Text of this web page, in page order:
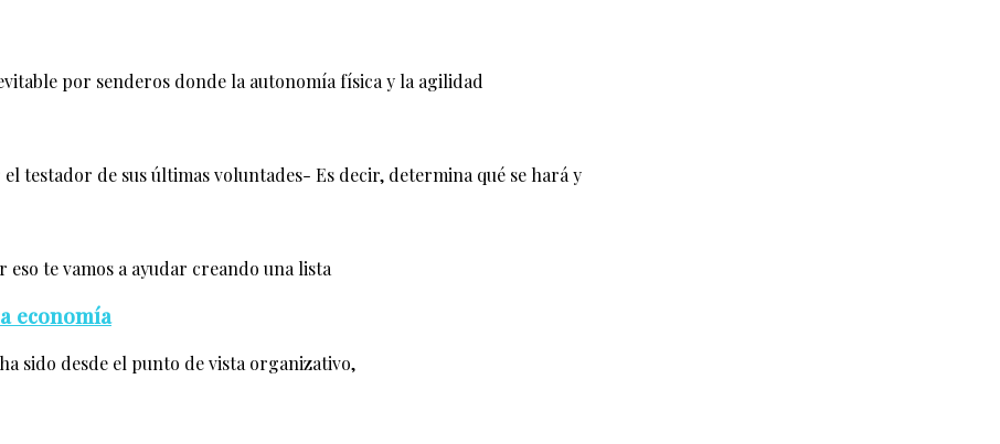
por senderos donde la autonomía física y la agilidad
testador de sus últimas voluntades- Es decir, determina qué se hará y
te vamos a ayudar creando una lista
economía
sido desde el punto de vista organizativo,